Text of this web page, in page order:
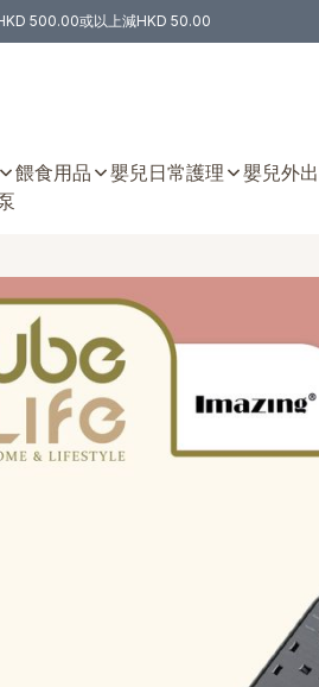
500.00或以上減HKD 50.00
餵食用品 嬰兒日常護理
嬰兒外